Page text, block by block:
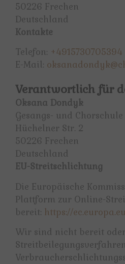
50226 Frechen
Deutschland
Kontakte
Telefon: +4915730705394
E-Mail:
Verantwortlich für
Oksana Dondyk
Gesangs- und Chorschule
Hüchelner Str. 2
50226 Frechen
Deutschland
EU-Streitschlichtung
Die Europäische
Plattform zur Online-
bereit: https://
Wir sind nicht bereit